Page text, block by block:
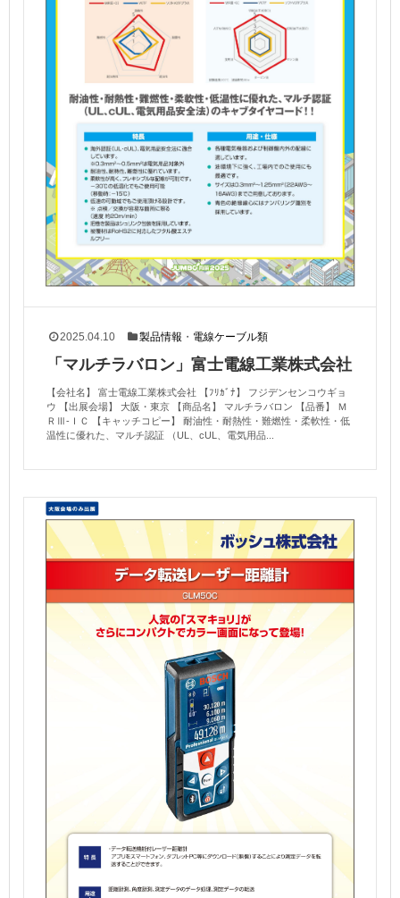
2025.04.10 製品情報 ・ 電線ケーブル類
「マルチラバロン」富士電線工業株式会社
【会社名】 富士電線工業株式会社 【ﾌﾘｶﾞﾅ】 フジデンセンコウギョ
ウ 【出展会場】 大阪・東京 【商品名】 マルチラバロン 【品番】 Ｍ
ＲⅢ-ＩＣ 【キャッチコピー】 耐油性・耐熱性・難燃性・柔軟性・低
温性に優れた、マルチ認証 （UL、cUL、電気用品...